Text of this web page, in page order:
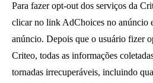
Para fazer opt-out dos serviços da
clicar no link AdChoices no anúncio
anúncio. Depois que o usuário fizer
Criteo, todas as informações
tornadas irrecuperáveis, incluindo